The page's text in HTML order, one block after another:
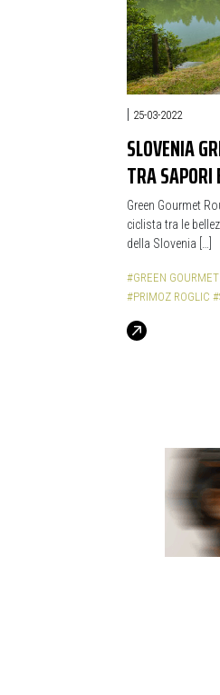
| 25-03-2022
SLOVENIA
TRA
Green Gourmet
ciclista tra le
della Slovenia […]
#GREEN
#PRIMOZ ROGLIC